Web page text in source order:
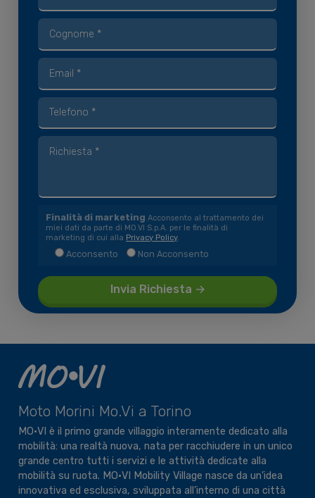
Finalità di marketing Acconsento al trattamento dei
miei dati da parte di MO.VI S.p.A. per le finalità di
marketing di cui alla Privacy Policy.
Acconsento Non Acconsento
Moto Morini Mo.Vi a Torino
MO•VI è il primo grande villaggio interamente dedicato alla
mobilità: una realtà nuova, nata per racchiudere in un unico
grande centro tutti i servizi e le attività dedicate alla
mobilità su ruota. MO•VI Mobility Village nasce da un’idea
innovativa ed esclusiva, sviluppata all’interno di una città